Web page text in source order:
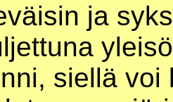
ja
siellä voi